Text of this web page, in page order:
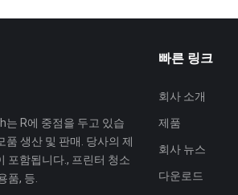
는 R에 중점을 두고 있습
품 생산 및 판매. 당사의 제
포함됩니다., 프린터 청소
품, 등.
빠른 링크
회사 소개
제품
회사 뉴스
다운로드